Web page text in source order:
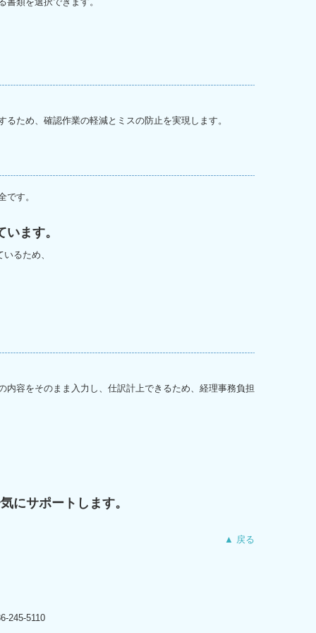
ため、確認作業の軽減とミスの防止を実現します。
す。
ます。
いるため、
容をそのまま入力し、仕訳計上できるため、経理事務負担
にサポート します。
▲ 戻る